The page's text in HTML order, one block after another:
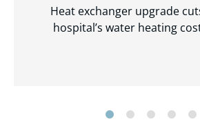
Heat exchanger upgrade
hospital’s water heating